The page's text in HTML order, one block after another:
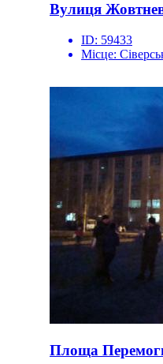
Вулиця
ID: 59433
Місце:
Площа